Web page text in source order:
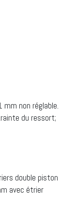
mm non réglable.
du ressort;
double piston
avec étrier